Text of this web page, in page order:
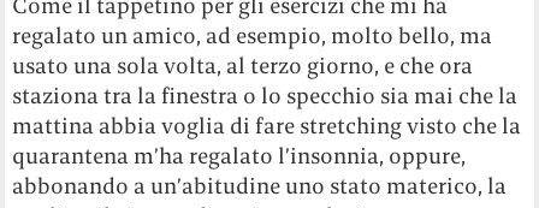
regalato un amico, ad esempio, molto bello, ma
usato una sola volta, al terzo giorno, e che ora
staziona tra la finestra o lo specchio sia mai che la
mattina abbia voglia di fare stretching visto che la
quarantena m’ha regalato l’insonnia, oppure,
abbonando a un’abitudine uno stato materico, la